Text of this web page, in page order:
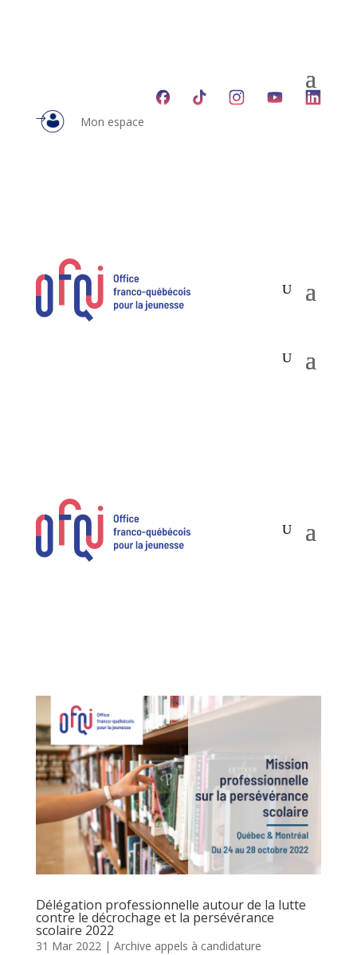
Mon espace
Délégation professionnelle autour de la lutte
contre le décrochage et la persévérance
scolaire 2022
31 Mar 2022| Archive appels à candidature